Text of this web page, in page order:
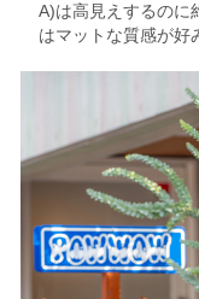
A)は高見えするのに
はマットな質感が好